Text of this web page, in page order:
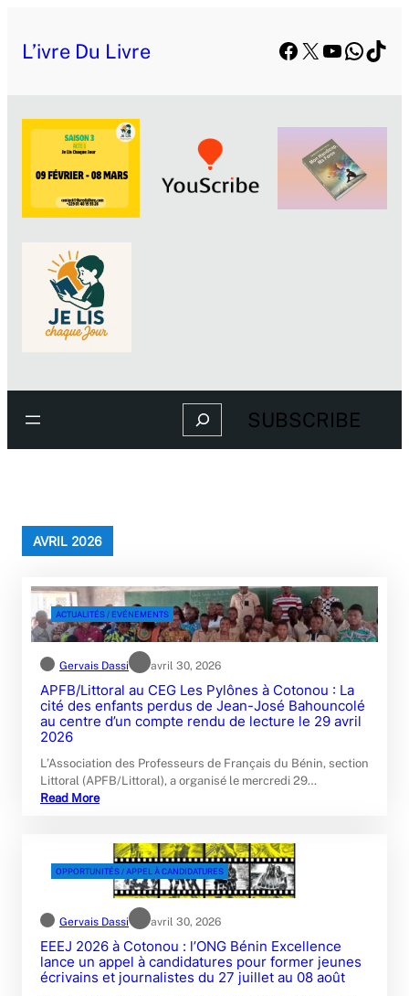
auL’ivre Du Livre Facebook
X YouTube
Search SUBSCRIBE
AVRIL 2026
ACTUALITÉS / EVÉNEMENTS
Gervais Dassi avril 30, 2026
APFB/Littoral au CEG Les Pylônes à Cotonou : La
cité des enfants perdus de Jean-José Bahouncolé
au centre d’un compte rendu de lecture le 29 avril
2026
L’Association des Professeurs de Français du Bénin, section
Littoral (APFB/Littoral), a organisé le mercredi 29…
Read More
OPPORTUNITÉS / APPEL À CANDIDATURES
Gervais Dassi avril 30, 2026
EEEJ 2026 à Cotonou : l’ONG Bénin Excellence
lance un appel à candidatures pour former jeunes
écrivains et journalistes du 27 juillet au 08 août